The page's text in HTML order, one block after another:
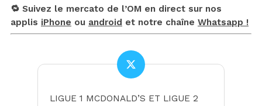
🔁 Suivez le mercato de l’OM en direct sur nos
applis iPhone ou android et notre chaîne Whatsapp !
LIGUE 1 MCDONALD’S ET LIGUE 2